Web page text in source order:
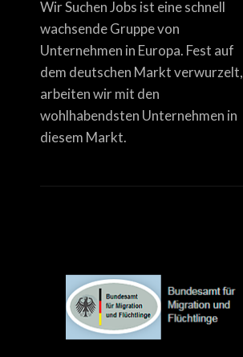
Wir Suchen Jobs ist eine schnell
wachsende Gruppe von
Unternehmen in Europa. Fest auf
dem deutschen Markt verwurzelt,
arbeiten wir mit den
wohlhabendsten Unternehmen in
diesem Markt.